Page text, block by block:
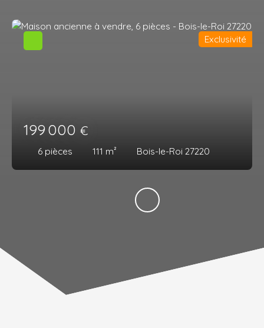
199 000 €
6 pièces 111 m² Bois-le-Roi 27220
Exclusivité